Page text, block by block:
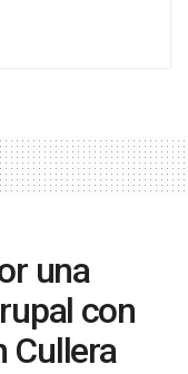
una
con
Cullera